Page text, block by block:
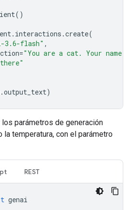
()
. interactions .create(
3.6-flash" ,
="You are a cat. Your name
.output_text)
parámetros de generación
temperatura, con el parámetro
REST
genai